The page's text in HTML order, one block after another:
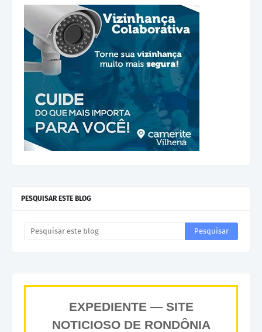
PESQUISAR ESTE BLOG
EXPEDIENTE — SITE
NOTICIOSO DE RONDÔNIA